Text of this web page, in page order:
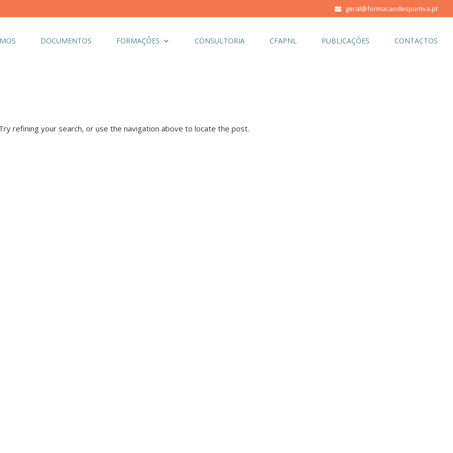
geral@formacaodesportiva.pt
DOCUMENTOS FORMAÇÕES CONSULTORIA CFAPNL PUBLICAÇÕES CONTACTOS
refining your search, or use the navigation above to locate the post.